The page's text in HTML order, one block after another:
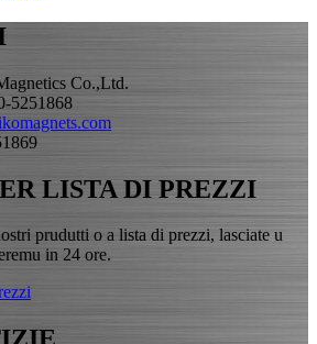
Co.,Ltd.
5251868
LISTA DI PREZZI
prudutti o a lista di prezzi, lasciate u
in 24 ore.